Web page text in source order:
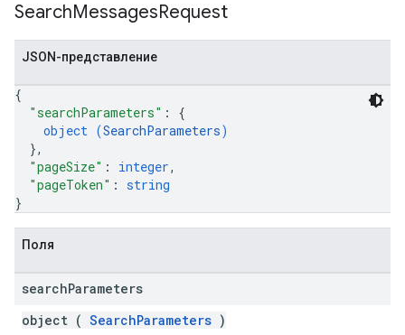
SearchMessagesRequest
JSON-представление
{
"searchParameters" : {
object (SearchParameters)
},
"pageSize" : integer,
"pageToken" : string
}
Поля
searchParameters
object ( SearchParameters )